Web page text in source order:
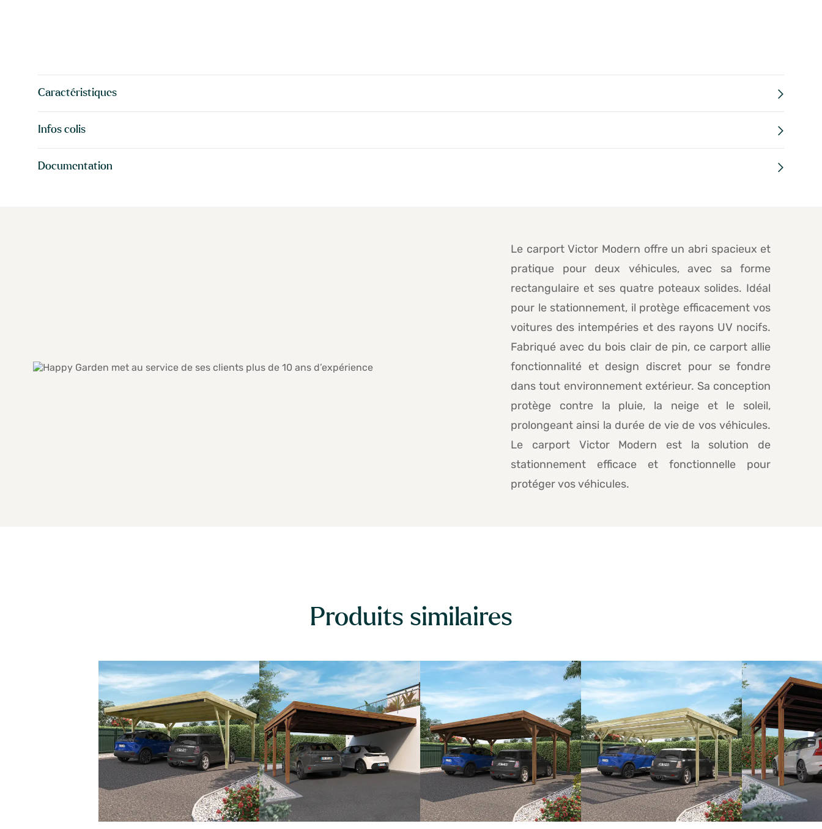
Caractéristiques
Infos colis
Documentation
Le carport Victor Modern offre un abri spacieux et
pratique pour deux véhicules, avec sa forme
rectangulaire et ses quatre poteaux solides. Idéal
pour le stationnement, il protège efficacement vos
voitures des intempéries et des rayons UV nocifs.
Fabriqué avec du bois clair de pin, ce carport allie
fonctionnalité et design discret pour se fondre
dans tout environnement extérieur. Sa conception
protège contre la pluie, la neige et le soleil,
prolongeant ainsi la durée de vie de vos véhicules.
Le carport Victor Modern est la solution de
stationnement efficace et fonctionnelle pour
protéger vos véhicules.
Produits similaires